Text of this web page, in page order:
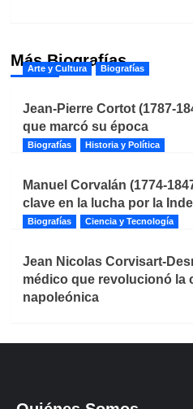
Más Biografías
Arte y Cultura Biografías
Jean-Pierre Cortot (1787-
que marcó su época
Biografías Historia y Política
Manuel Corvalán (1774-
clave en la lucha por la
Biografías Ciencia y Tecnología
Jean Nicolas Corvisart-
médico que revolucionó la
napoleónica